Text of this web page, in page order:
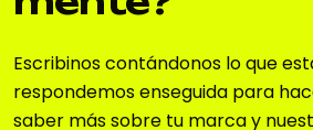
Escribinos contándonos lo que
respondemos enseguida para
saber más sobre tu marca y